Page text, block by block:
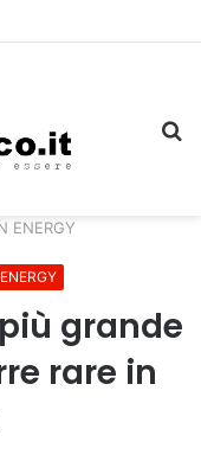
ENERGY
grande
rare in